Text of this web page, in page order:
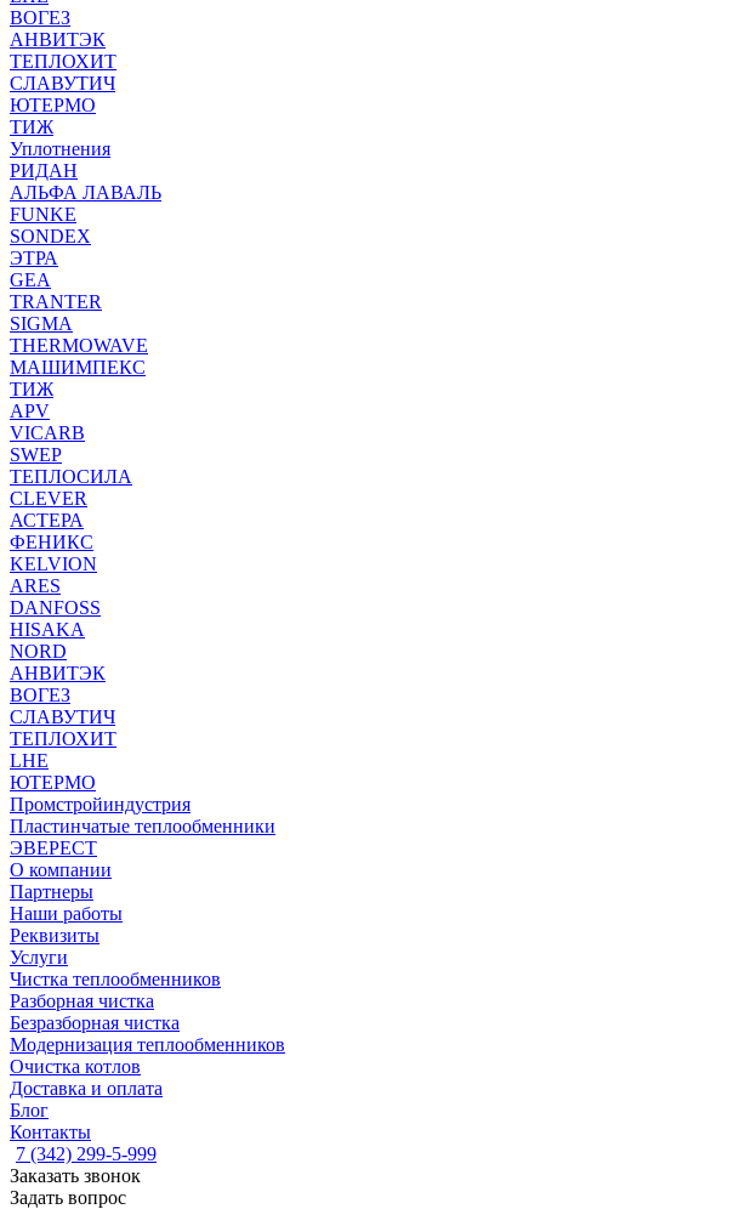
ВОГЕЗ
АНВИТЭК
ТЕПЛОХИТ
СЛАВУТИЧ
ЮТЕРМО
ТИЖ
Уплотнения
РИДАН
АЛЬФА ЛАВАЛЬ
FUNKE
SONDEX
ЭТРА
GEA
TRANTER
SIGMA
THERMOWAVE
МАШИМПЕКС
ТИЖ
APV
VICARB
SWEP
ТЕПЛОСИЛА
CLEVER
АСТЕРА
ФЕНИКС
KELVION
ARES
DANFOSS
HISAKA
NORD
АНВИТЭК
ВОГЕЗ
СЛАВУТИЧ
ТЕПЛОХИТ
LHE
ЮТЕРМО
Промстройиндустрия
Пластинчатые теплообменники
ЭВЕРЕСТ
О компании
Партнеры
Наши работы
Реквизиты
Услуги
Чистка теплообменников
Разборная чистка
Безразборная чистка
Модернизация теплообменников
Очистка котлов
Доставка и оплата
Блог
Контакты
7 (342) 299-5-999
Заказать звонок
Задать вопрос